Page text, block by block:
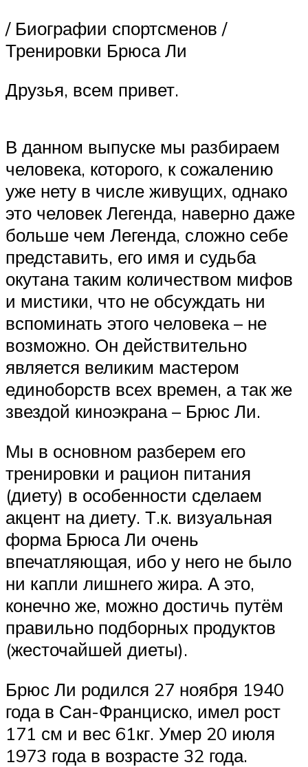
/ Биографии спортсменов /
Тренировки Брюса Ли
Друзья, всем привет.
В данном выпуске мы разбираем
человека, которого, к сожалению
уже нету в числе живущих, однако
это человек Легенда, наверно даже
больше чем Легенда, сложно себе
представить, его имя и судьба
окутана таким количеством мифов
и мистики, что не обсуждать ни
вспоминать этого человека – не
возможно. Он действительно
является великим мастером
единоборств всех времен, а так же
звездой киноэкрана – Брюс Ли.
Мы в основном разберем его
тренировки и рацион питания
(диету) в особенности сделаем
акцент на диету. Т.к. визуальная
форма Брюса Ли очень
впечатляющая, ибо у него не было
ни капли лишнего жира. А это,
конечно же, можно достичь путём
правильно подборных продуктов
(жесточайшей диеты).
Брюс Ли родился 27 ноября 1940
года в Сан-Франциско, имел рост
171 см и вес 61кг. Умер 20 июля
1973 года в возрасте 32 года.